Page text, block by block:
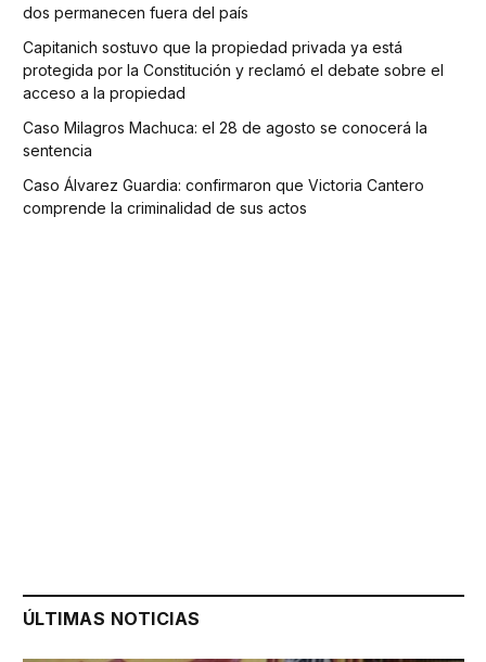
dos permanecen fuera del país
Capitanich sostuvo que la propiedad privada ya está
protegida por la Constitución y reclamó el debate sobre el
acceso a la propiedad
Caso Milagros Machuca: el 28 de agosto se conocerá la
sentencia
Caso Álvarez Guardia: confirmaron que Victoria Cantero
comprende la criminalidad de sus actos
ÚLTIMAS NOTICIAS